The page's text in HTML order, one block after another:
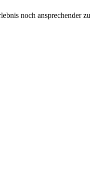
noch ansprechender